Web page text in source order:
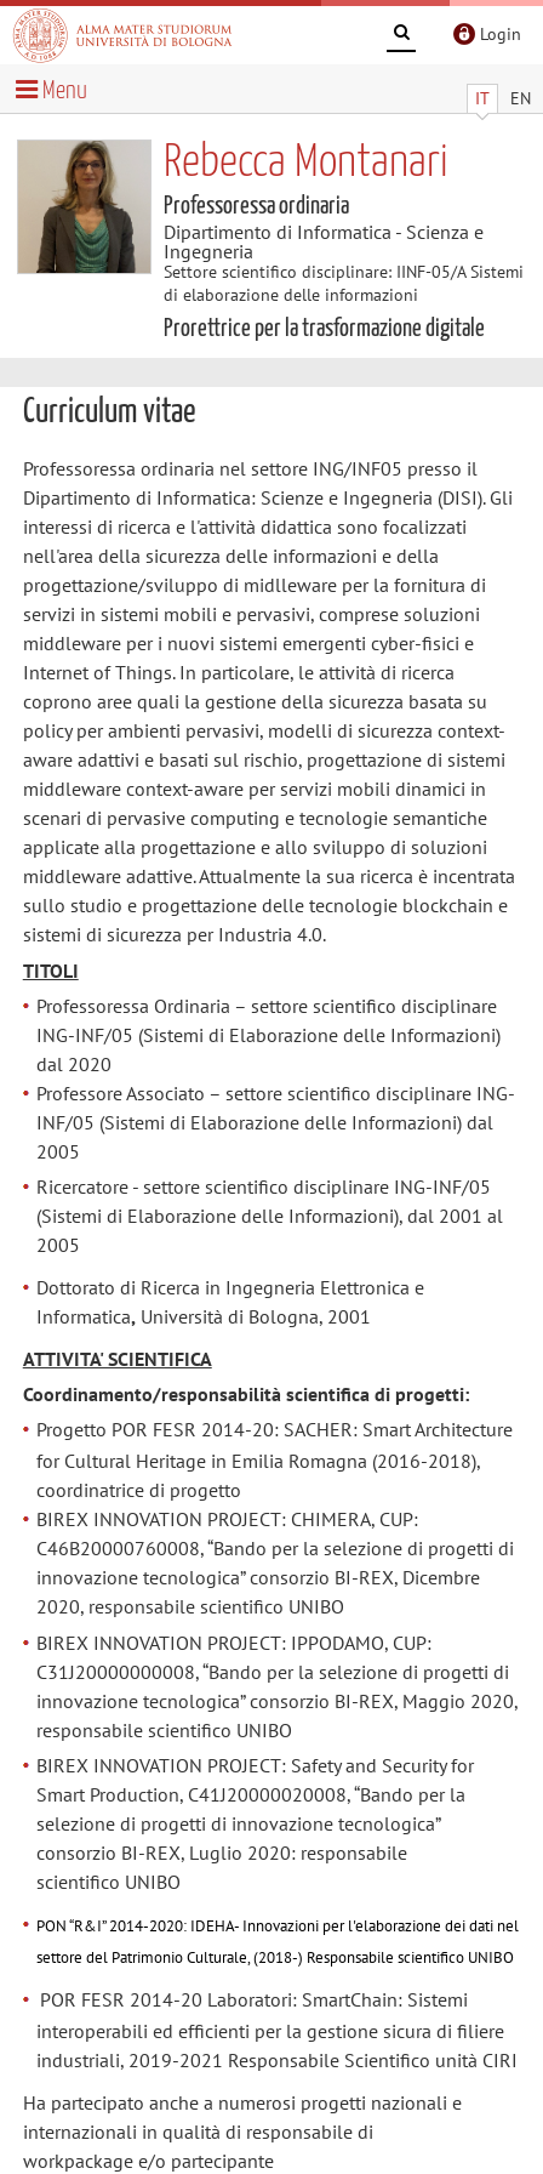
Login
IT EN
Menu
Rebecca Montanari
Professoressa ordinaria
Dipartimento di Informatica - Scienza e
Ingegneria
Settore scientifico disciplinare: IINF-05/A Sistemi
di elaborazione delle informazioni
Prorettrice per la trasformazione digitale
Curriculum vitae
Professoressa ordinaria nel settore ING/INF05 presso il
Dipartimento di Informatica: Scienze e Ingegneria (DISI). Gli
interessi di ricerca e l'attività didattica sono focalizzati
nell'area della sicurezza delle informazioni e della
progettazione/sviluppo di midlleware per la fornitura di
servizi in sistemi mobili e pervasivi, comprese soluzioni
middleware per i nuovi sistemi emergenti cyber-fisici e
Internet of Things. In particolare, le attività di ricerca
coprono aree quali la gestione della sicurezza basata su
policy per ambienti pervasivi, modelli di sicurezza context-
aware adattivi e basati sul rischio, progettazione di sistemi
middleware context-aware per servizi mobili dinamici in
scenari di pervasive computing e tecnologie semantiche
applicate alla progettazione e allo sviluppo di soluzioni
middleware adattive. Attualmente la sua ricerca è incentrata
sullo studio e progettazione delle tecnologie blockchain e
sistemi di sicurezza per Industria 4.0.
TITOLI
Professoressa Ordinaria – settore scientifico disciplinare
ING-INF/05 (Sistemi di Elaborazione delle Informazioni)
dal 2020
Professore Associato – settore scientifico disciplinare ING-
INF/05 (Sistemi di Elaborazione delle Informazioni) dal
2005
Ricercatore - settore scientifico disciplinare ING-INF/05
(Sistemi di Elaborazione delle Informazioni), dal 2001 al
2005
Dottorato di Ricerca in Ingegneria Elettronica e
Informatica, Università di Bologna, 2001
ATTIVITA' SCIENTIFICA
Coordinamento/responsabilità scientifica di progetti:
Progetto POR FESR 2014-20: SACHER: Smart Architecture
for Cultural Heritage in Emilia Romagna (2016-2018),
coordinatrice di progetto
BIREX INNOVATION PROJECT: CHIMERA, CUP:
C46B20000760008, “Bando per la selezione di progetti di
innovazione tecnologica” consorzio BI-REX, Dicembre
2020, responsabile scientifico UNIBO
BIREX INNOVATION PROJECT: IPPODAMO, CUP:
C31J20000000008, “Bando per la selezione di progetti di
innovazione tecnologica” consorzio BI-REX, Maggio 2020,
responsabile scientifico UNIBO
BIREX INNOVATION PROJECT: Safety and Security for
Smart Production, C41J20000020008, “Bando per la
selezione di progetti di innovazione tecnologica”
consorzio BI-REX, Luglio 2020: responsabile
scientifico UNIBO
PON “R&I” 2014-2020: IDEHA- Innovazioni per l'elaborazione dei dati nel
settore del Patrimonio Culturale, (2018-) Responsabile scientifico UNIBO
POR FESR 2014-20 Laboratori: SmartChain: Sistemi
interoperabili ed efficienti per la gestione sicura di filiere
industriali, 2019-2021 Responsabile Scientifico unità CIRI
Ha partecipato anche a numerosi progetti nazionali e
internazionali in qualità di responsabile di
workpackage e/o partecipante